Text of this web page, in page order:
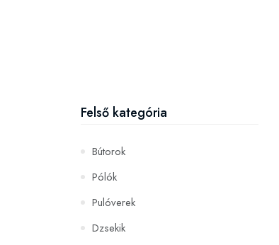
Felső kategória
Bútorok
Pólók
Pulóverek
Dzsekik